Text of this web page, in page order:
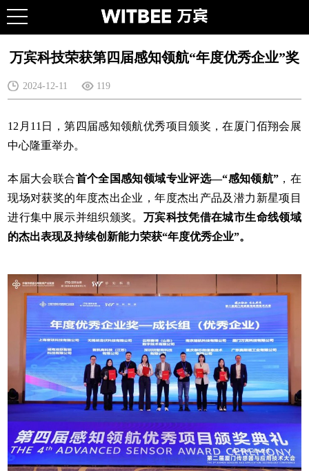
万宾科技荣获第四届感知领航“年度优秀企业”奖
2024-12-11 119
12月11日，第四届感知领航优秀项目颁奖，在厦门佰翔会展
中心隆重举办。
本届大会联合首个全国感知领域专业评选—“感知领航” ，在
现场对获奖的年度杰出企业，年度杰出产品及潜力新星项目
进行集中展示并组织颁奖。 万宾科技凭借在城市生命线领域
的杰出表现及持续创新能力荣获“年度优秀企业”。